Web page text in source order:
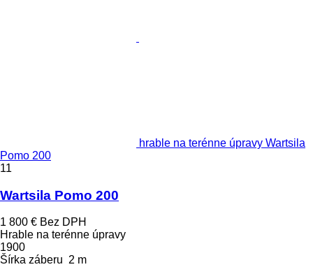
hrable na terénne úpravy Wartsila
Pomo 200
11
Wartsila Pomo 200
1 800 € Bez DPH
Hrable na terénne úpravy
1900
Šírka záberu 2 m